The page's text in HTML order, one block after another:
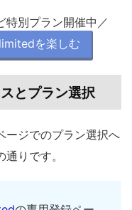
特別プラン開催中／
を楽しむ
とプラン選択
ージでのプラン選択へ
りです。